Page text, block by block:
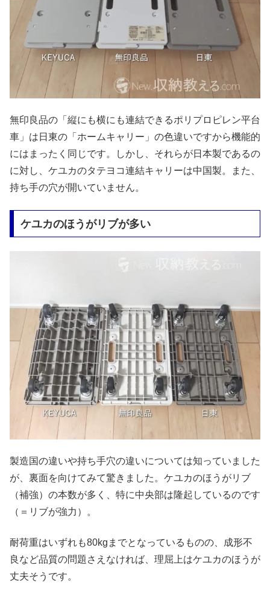
無印良品の「縦にも横にも連結できるポリプロピレン平台
車」は日東の「ホームキャリー」の色違いですから機能的
にはまったく同じです。しかし、それらが日本製であるの
に対し、ケユカのタテヨコ連結キャリーは中国製。また、
持ち手の穴が開いていません。
ケユカのほうがリブが多い
製造国の違いや持ち手穴の違いについては知っていました
が、裏面を向けてみて驚きました。ケユカのほうがリブ
（補強）の本数が多く、特に中央部は隆起しているのです
（＝リブが強力）。
耐荷重はいずれも80kgまでとなっているものの、成形不
良など品質の問題さえなければ、理屈上はケユカのほうが
丈夫そうです。